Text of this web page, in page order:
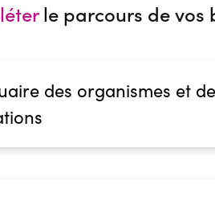
le parcours de vos
des organismes et